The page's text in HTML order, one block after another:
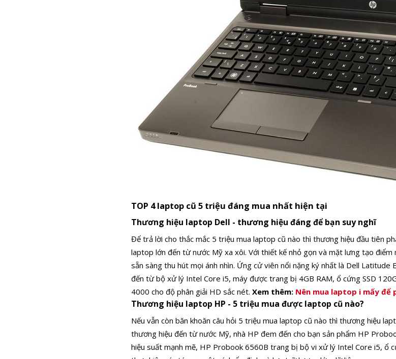
TOP 4 laptop cũ 5 triệu đáng mua nhất hiện tại
Thương hiệu laptop Dell - thương hiệu đáng để bạn suy nghĩ
Để trả lời cho thắc mắc 5 triệu mua laptop cũ nào thì thương hiệu đầu tiên
laptop lớn đến từ nước Mỹ xa xôi. Với thiết kế nhỏ gọn và mặt lưng tạo
sẵn sàng thu hút mọi ánh nhìn. Ứng cử viên nổi nặng ký nhất là Dell Latitude
đến từ bộ xử lý Intel Core i5, máy được trang bị 4GB RAM, ổ cứng SSD
4000 cho độ phân giải HD sắc nét. Xem thêm: Nên mua laptop i mấy để
Thương hiệu laptop HP - 5 triệu mua được laptop cũ nào?
Nếu vẫn còn băn khoăn câu hỏi 5 triệu mua laptop cũ nào thì thương hiệu
thương hiệu đến từ nước Mỹ, nhà HP đem đến cho bạn sản phẩm HP
hiệu suất mạnh mẽ, HP Probook 6560B trang bị bộ vi xử lý Intel Core i5, ổ